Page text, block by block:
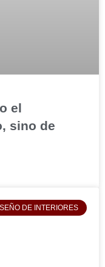
el
sino de
DE INTERIORES